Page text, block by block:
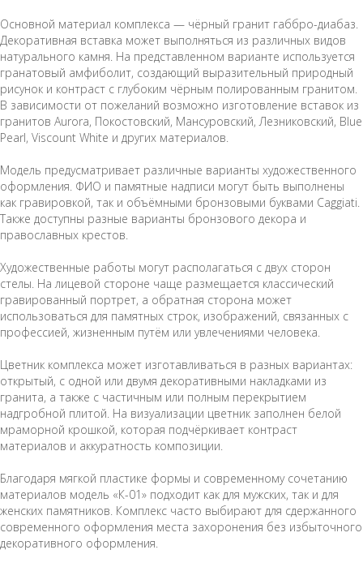
Основной материал комплекса — чёрный гранит габбро-диабаз.
Декоративная вставка может выполняться из различных видов
натурального камня. На представленном варианте используется
гранатовый амфиболит, создающий выразительный природный
рисунок и контраст с глубоким чёрным полированным гранитом.
В зависимости от пожеланий возможно изготовление вставок из
гранитов Aurora, Покостовский, Мансуровский, Лезниковский, Blue
Pearl, Viscount White и других материалов.
Модель предусматривает различные варианты художественного
оформления. ФИО и памятные надписи могут быть выполнены
как гравировкой, так и объёмными бронзовыми буквами Caggiati.
Также доступны разные варианты бронзового декора и
православных крестов.
Художественные работы могут располагаться с двух сторон
стелы. На лицевой стороне чаще размещается классический
гравированный портрет, а обратная сторона может
использоваться для памятных строк, изображений, связанных с
профессией, жизненным путём или увлечениями человека.
Цветник комплекса может изготавливаться в разных вариантах:
открытый, с одной или двумя декоративными накладками из
гранита, а также с частичным или полным перекрытием
надгробной плитой. На визуализации цветник заполнен белой
мраморной крошкой, которая подчёркивает контраст
материалов и аккуратность композиции.
Благодаря мягкой пластике формы и современному сочетанию
материалов модель «К-01» подходит как для мужских, так и для
женских памятников. Комплекс часто выбирают для сдержанного
современного оформления места захоронения без избыточного
декоративного оформления.